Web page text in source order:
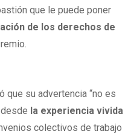
que le puede poner
de los derechos de
que su advertencia “no es
la experiencia vivida
colectivos de trabajo